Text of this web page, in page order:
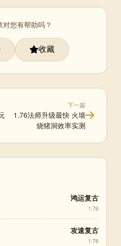
对您有帮助吗？
收藏
下一篇
1.76法师升级最快 火墙
烧猪洞效率实测
鸿运复古
1.76
攻速复古
1.76